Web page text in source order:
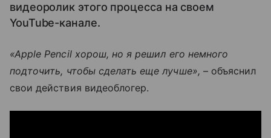
видеоролик этого процесса на своем
YouTube-канале.
«Apple Pencil хорош, но я решил его немного
подточить, чтобы сделать еще лучше», – объяснил
свои действия видеоблогер.